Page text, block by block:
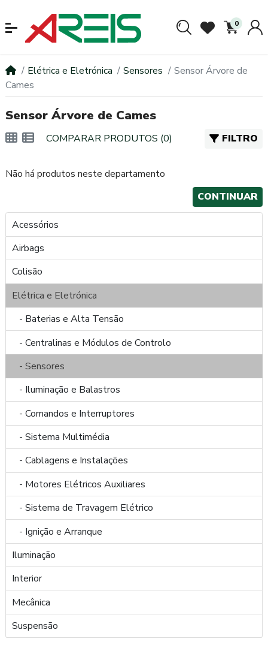
0
Elétrica e Eletrónica Sensores
Sensor Árvore de
Cames
Acessórios
Airbags
Colisão
Elétrica e Eletrónica
- Baterias e Alta Tensão
- Centralinas e Módulos de Controlo
- Sensores
- Iluminação e Balastros
- Comandos e Interruptores
- Sistema Multimédia
- Cablagens e Instalações
- Motores Elétricos Auxiliares
- Sistema de Travagem Elétrico
- Ignição e Arranque
Iluminação
Interior
Mecânica
Suspensão
Sensor Árvore de Cames
FILTRO
COMPARAR PRODUTOS (0)
Não há produtos neste departamento
CONTINUAR